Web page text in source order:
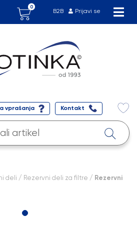
B2B Prijavi se
0
vprašanja Kontakt
deli / Rezervni deli za filtre / Rezervni